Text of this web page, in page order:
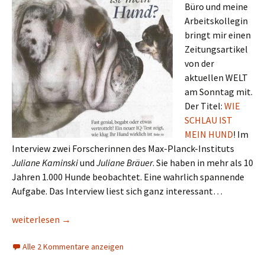
Büro und meine
Arbeitskollegin
bringt mir einen
Zeitungsartikel
von der
aktuellen WELT
am Sonntag mit.
Der Titel: WIE
SCHLAU IST
MEIN HUND! Im
Interview zwei Forscherinnen des Max-Planck-Instituts
Juliane Kaminskiund Juliane Bräuer. Sie haben in mehr als 10
Jahren 1.000 Hunde beobachtet. Eine wahrlich spannende
Aufgabe. Das Interview liest sich ganz interessant…
Gibt es clevere und dumme Rassen?
weiterlesen →
Alle 2 Kommentare anzeigen